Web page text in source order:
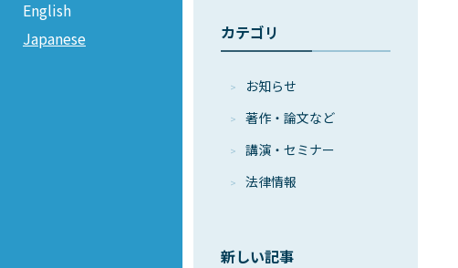
English
Japanese
カテゴリ
お知らせ
著作・論⽂など
講演・セミナー
法律情報
新しい記事